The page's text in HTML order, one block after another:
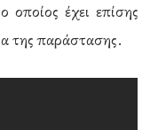
έχει επίσης
της παράστασης.